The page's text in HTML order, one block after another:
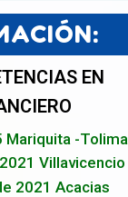
EN
Mariquita -Tolima
Villavicencio
2021 Acacias